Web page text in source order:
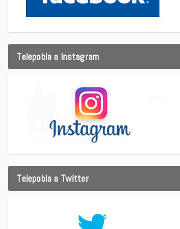
Telepobla a Instagram
Telepobla a Twitter